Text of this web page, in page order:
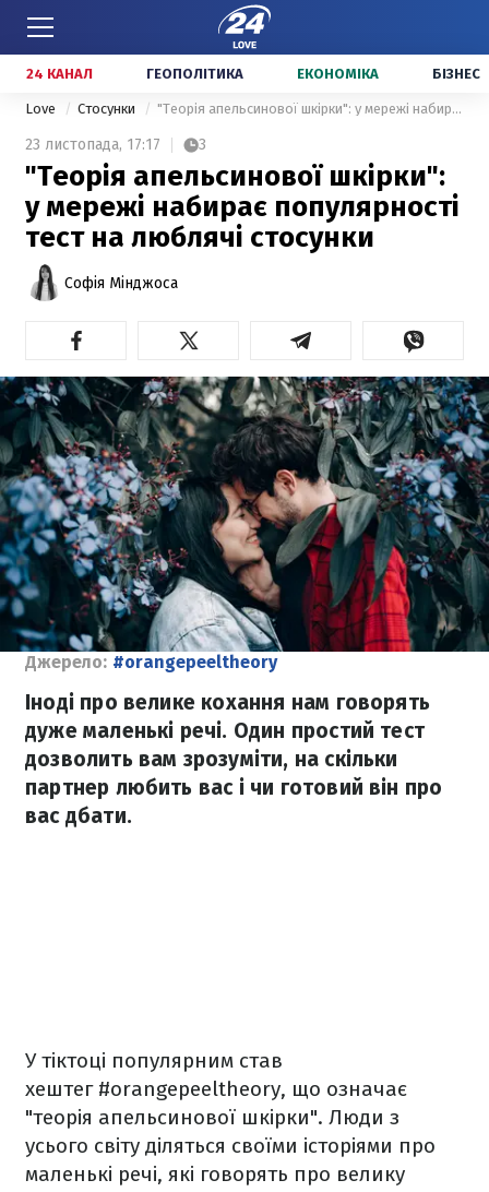
24 КАНАЛ ГЕОПОЛІТИКА ЕКОНОМІКА БІЗНЕС
Love Стосунки "Теорія апельсинової шкірки": у мережі набирає популярності тест на люблячі стосунки
23 листопада, 17:17 3
"Теорія апельсинової шкірки":
у мережі набирає популярності
тест на люблячі стосунки
Софія Мінджоса
Джерело: #orangepeeltheory
Іноді про велике кохання нам говорять
дуже маленькі речі. Один простий тест
дозволить вам зрозуміти, на скільки
партнер любить вас і чи готовий він про
вас дбати.
У тіктоці популярним став
хештег #orangepeeltheory, що означає
"теорія апельсинової шкірки". Люди з
усього світу діляться своїми історіями про
маленькі речі, які говорять про велику